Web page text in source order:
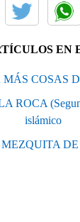
EN
COSAS
ROCA
islámico